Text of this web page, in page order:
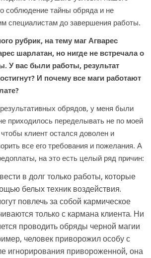
соблюдение тайны обряда и не
специалистам до завершения работы.
рубрик, на тему маг Агварес
шарлатан, но нигде не встречала о
У вас были работы, результат
И почему все маги работают
обрядов, у меня были
приходилось переделывать не по моей
клиент остался доволен и
все его требования и пожелания. А
на это есть целый ряд причин:
в долг только работы, которые
белых техник воздействия.
повлечь за собой кармическое
только с кармана клиента. Ни
проводить обряды черной магии
человек приворожил особу с
игнорирования привороженной, она